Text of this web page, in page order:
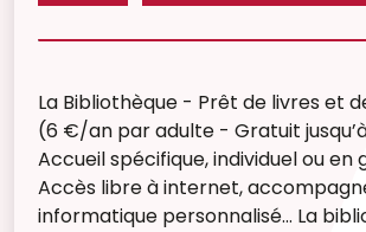
La Bibliothèque - Prêt de livres et
(6 €/an par adulte - Gratuit
Accueil spécifique, individuel ou en
Accès libre à internet,
informatique personnalisé... La